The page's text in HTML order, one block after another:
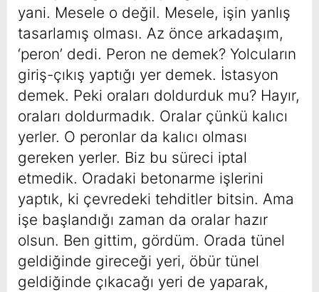
yani. Mesele o değil. Mesele, işin yanlış
tasarlamış olması. Az önce arkadaşım,
‘peron’ dedi. Peron ne demek? Yolcuların
giriş-çıkış yaptığı yer demek. İstasyon
demek. Peki oraları doldurduk mu? Hayır,
oraları doldurmadık. Oralar çünkü kalıcı
yerler. O peronlar da kalıcı olması
gereken yerler. Biz bu süreci iptal
etmedik. Oradaki betonarme işlerini
yaptık, ki çevredeki tehditler bitsin. Ama
işe başlandığı zaman da oralar hazır
olsun. Ben gittim, gördüm. Orada tünel
geldiğinde gireceği yeri, öbür tünel
geldiğinde çıkacağı yeri de yaparak,